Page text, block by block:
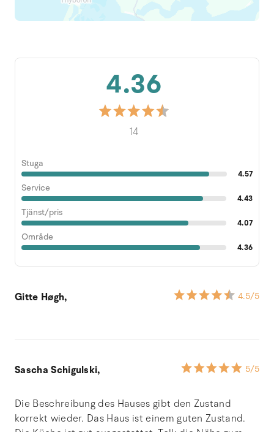
4.36
14
Stuga
4.57
Service
4.43
Tjänst/pris
4.07
Område
4.36
Gitte Høgh, 4.5/5
Sascha Schigulski, 5/5
Die Beschreibung des Hauses gibt den Zustand
korrekt wieder. Das Haus ist einem guten Zustand.